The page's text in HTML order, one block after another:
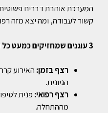
המערכת אוהבת דברים
קשור לעבודה, ומה יצא מזה
3 עוגנים שמחזיקים כמעט כל תיק חזק:
רצף בזמן: האירוע
הגיונית.
רצף רפואי: פנית
מההתחלה.